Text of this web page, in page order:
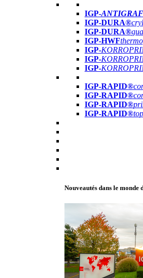
IGP-
IGP-DURA®cryl
IGP-DURA®
IGP-HWF
IGP-
IGP-
IGP-
IGP-RAPID®
IGP-RAPID®
IGP-RAPID®
IGP-RAPID®top
Nouveautés dans le monde